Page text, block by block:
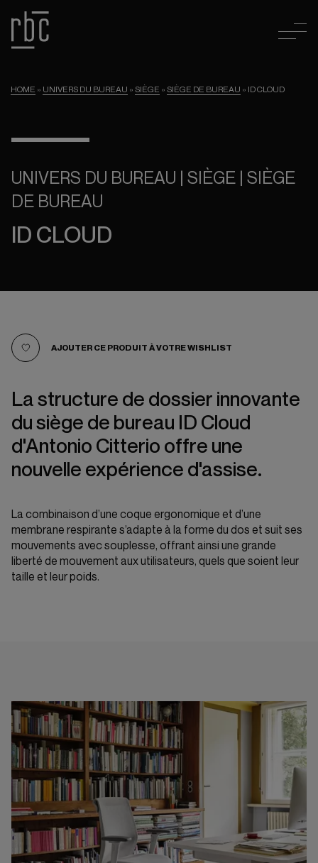
HOME » UNIVERS DU BUREAU » SIÈGE » SIÈGE DE BUREAU » ID CLOUD
UNIVERS DU BUREAU | SIÈGE | SIÈGE
DE BUREAU
ID CLOUD
AJOUTER CE PRODUIT À VOTRE WISHLIST
La structure de dossier innovante
du siège de bureau ID Cloud
d'Antonio Citterio offre une
nouvelle expérience d'assise.
La combinaison d’une coque ergonomique et d’une
membrane respirante s’adapte à la forme du dos et suit ses
mouvements avec souplesse, offrant ainsi une grande
liberté de mouvement aux utilisateurs, quels que soient leur
taille et leur poids.